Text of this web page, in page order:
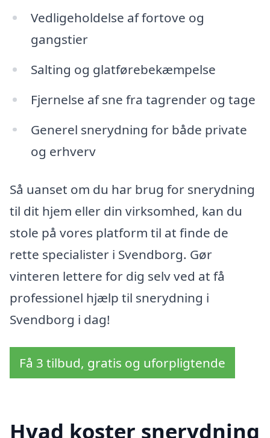
Vedligeholdelse af fortove og
gangstier
Salting og glatførebekæmpelse
Fjernelse af sne fra tagrender og tage
Generel snerydning for både private
og erhverv
Så uanset om du har brug for snerydning
til dit hjem eller din virksomhed, kan du
stole på vores platform til at finde de
rette specialister i Svendborg. Gør
vinteren lettere for dig selv ved at få
professionel hjælp til snerydning i
Svendborg i dag!
Få 3 tilbud, gratis og uforpligtende
Hvad koster snerydning